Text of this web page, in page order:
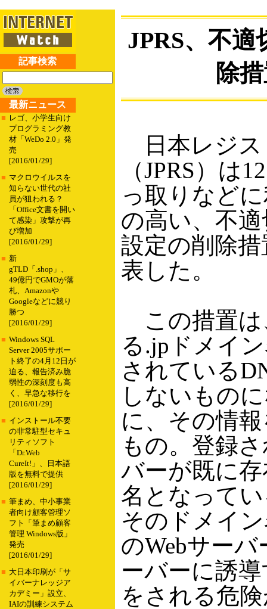
記事検索
最新ニュース
■ レゴ、小学生向け
プログラミング教
材「WeDo 2.0」発
売
[2016/01/29]
■ マクロウイルスを
知らない世代の社
員が狙われる？
「Office文書を開い
て感染」攻撃が再
び増加
[2016/01/29]
■ 新
gTLD「.shop」、
49億円でGMOが落
札、Amazonや
Googleなどに競り
勝つ
[2016/01/29]
■ Windows SQL
Server 2005サポー
ト終了の4月12日が
迫る、報告済み脆
弱性の深刻度も高
く、早急な移行を
[2016/01/29]
■ インストール不要
の非常駐型セキュ
リティソフト
「Dr.Web
CureIt!」、日本語
版を無料で提供
[2016/01/29]
■ 筆まめ、中小事業
者向け顧客管理ソ
フト「筆まめ顧客
管理 Windows版」
発売
[2016/01/29]
■ 大日本印刷が「サ
イバーナレッジア
カデミー」設立、
IAIの訓練システム
JPRS、不適
除
日本レジス
（JPRS）は
っ取りなど
の高い、不
設定の削除
表した。
この措置は
る.jpドメイ
されている
しないもの
に、その情
もの。登録
バーが既に
名となって
そのドメイ
のWebサー
ーバーに誘
をされる危